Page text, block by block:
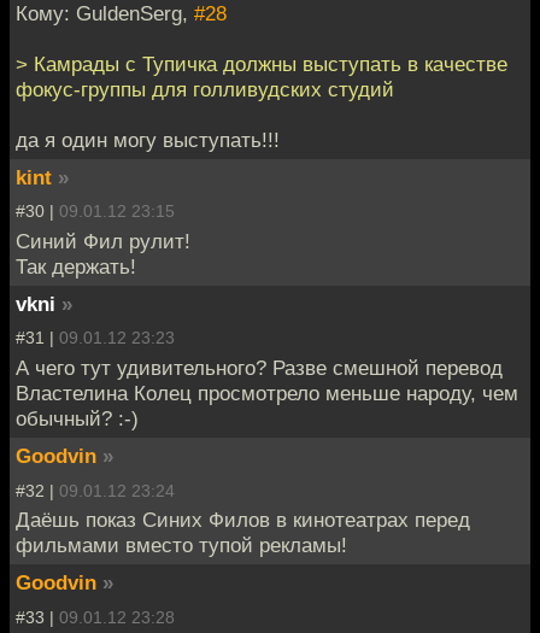
Кому: GuldenSerg, #28
> Камрады с Тупичка должны выступать в качестве
фокус-группы для голливудских студий
да я один могу выступать!!!
kint »
#30 | 09.01.12 23:15
Синий Фил рулит!
Так держать!
vkni »
#31 | 09.01.12 23:23
А чего тут удивительного? Разве смешной перевод
Властелина Колец просмотрело меньше народу, чем
обычный? :-)
Goodvin »
#32 | 09.01.12 23:24
Даёшь показ Синих Филов в кинотеатрах перед
фильмами вместо тупой рекламы!
Goodvin »
#33 | 09.01.12 23:28